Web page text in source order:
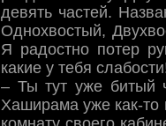
девять частей.
Однохвостый,
Я радостно потер
какие у тебя
– Ты тут уже битый
Хаширама уже как-то